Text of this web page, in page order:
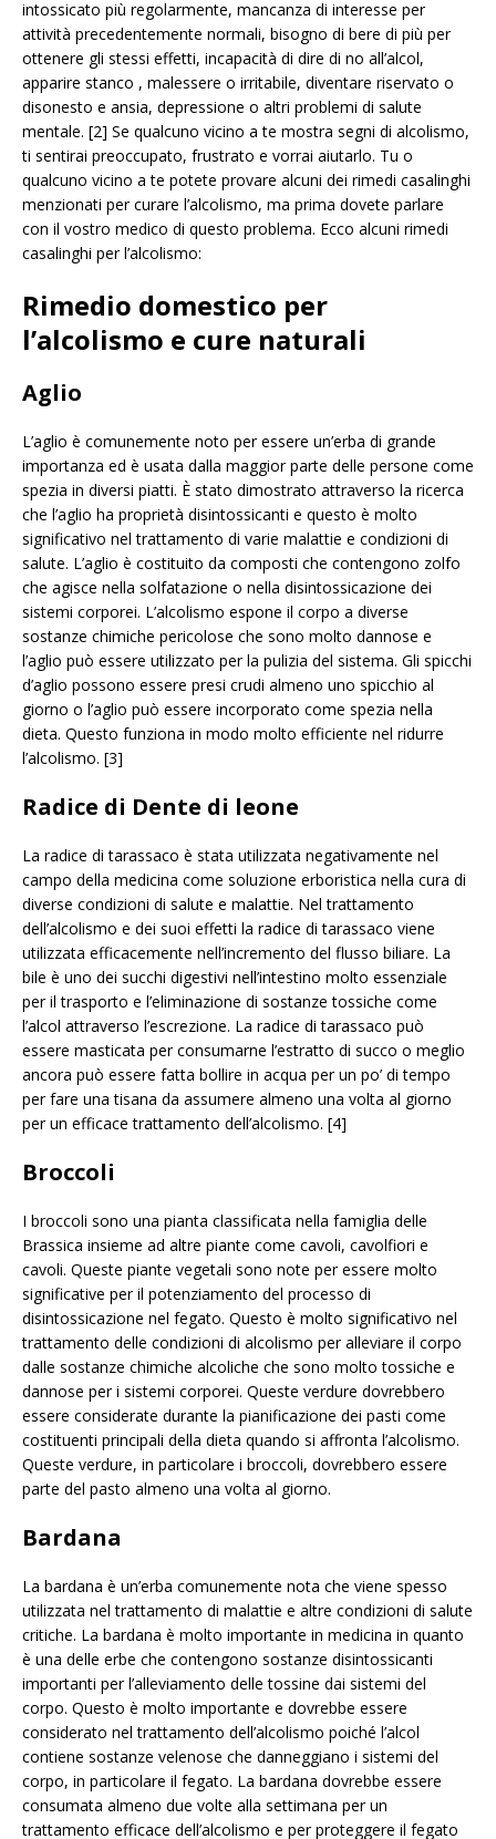
intossicato più regolarmente, mancanza di interesse per
attività precedentemente normali, bisogno di bere di più per
ottenere gli stessi effetti, incapacità di dire di no all’alcol,
apparire stanco , malessere o irritabile, diventare riservato o
disonesto e ansia, depressione o altri problemi di salute
mentale. [2] Se qualcuno vicino a te mostra segni di alcolismo,
ti sentirai preoccupato, frustrato e vorrai aiutarlo. Tu o
qualcuno vicino a te potete provare alcuni dei rimedi casalinghi
menzionati per curare l’alcolismo, ma prima dovete parlare
con il vostro medico di questo problema. Ecco alcuni rimedi
casalinghi per l’alcolismo:
Rimedio domestico per
l’alcolismo e cure naturali
Aglio
L’aglio è comunemente noto per essere un’erba di grande
importanza ed è usata dalla maggior parte delle persone come
spezia in diversi piatti. È stato dimostrato attraverso la ricerca
che l’aglio ha proprietà disintossicanti e questo è molto
significativo nel trattamento di varie malattie e condizioni di
salute. L’aglio è costituito da composti che contengono zolfo
che agisce nella solfatazione o nella disintossicazione dei
sistemi corporei. L’alcolismo espone il corpo a diverse
sostanze chimiche pericolose che sono molto dannose e
l’aglio può essere utilizzato per la pulizia del sistema. Gli spicchi
d’aglio possono essere presi crudi almeno uno spicchio al
giorno o l’aglio può essere incorporato come spezia nella
dieta. Questo funziona in modo molto efficiente nel ridurre
l’alcolismo. [3]
Radice di Dente di leone
La radice di tarassaco è stata utilizzata negativamente nel
campo della medicina come soluzione erboristica nella cura di
diverse condizioni di salute e malattie. Nel trattamento
dell’alcolismo e dei suoi effetti la radice di tarassaco viene
utilizzata efficacemente nell’incremento del flusso biliare. La
bile è uno dei succhi digestivi nell’intestino molto essenziale
per il trasporto e l’eliminazione di sostanze tossiche come
l’alcol attraverso l’escrezione. La radice di tarassaco può
essere masticata per consumarne l’estratto di succo o meglio
ancora può essere fatta bollire in acqua per un po’ di tempo
per fare una tisana da assumere almeno una volta al giorno
per un efficace trattamento dell’alcolismo. [4]
Broccoli
I broccoli sono una pianta classificata nella famiglia delle
Brassica insieme ad altre piante come cavoli, cavolfiori e
cavoli. Queste piante vegetali sono note per essere molto
significative per il potenziamento del processo di
disintossicazione nel fegato. Questo è molto significativo nel
trattamento delle condizioni di alcolismo per alleviare il corpo
dalle sostanze chimiche alcoliche che sono molto tossiche e
dannose per i sistemi corporei. Queste verdure dovrebbero
essere considerate durante la pianificazione dei pasti come
costituenti principali della dieta quando si affronta l’alcolismo.
Queste verdure, in particolare i broccoli, dovrebbero essere
parte del pasto almeno una volta al giorno.
Bardana
La bardana è un’erba comunemente nota che viene spesso
utilizzata nel trattamento di malattie e altre condizioni di salute
critiche. La bardana è molto importante in medicina in quanto
è una delle erbe che contengono sostanze disintossicanti
importanti per l’alleviamento delle tossine dai sistemi del
corpo. Questo è molto importante e dovrebbe essere
considerato nel trattamento dell’alcolismo poiché l’alcol
contiene sostanze velenose che danneggiano i sistemi del
corpo, in particolare il fegato. La bardana dovrebbe essere
consumata almeno due volte alla settimana per un
trattamento efficace dell’alcolismo e per proteggere il fegato